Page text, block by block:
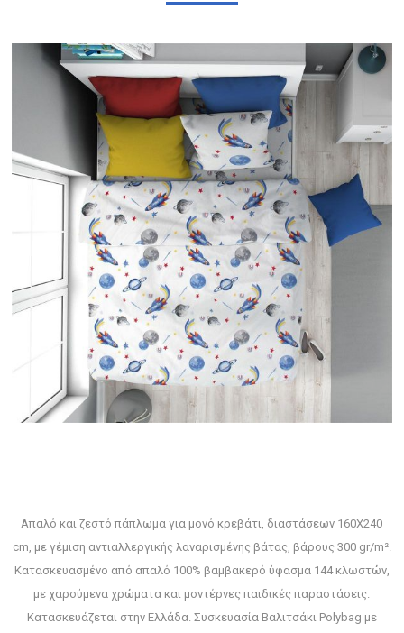
Απαλό και ζεστό πάπλωμα για μονό κρεβάτι, διαστάσεων 160X240
cm, με γέμιση αντιαλλεργικής λαναρισμένης βάτας, βάρους 300 gr/m².
Κατασκευασμένο από απαλό 100% βαμβακερό ύφασμα 144 κλωστών,
με χαρούμενα χρώματα και μοντέρνες παιδικές παραστάσεις.
Κατασκευάζεται στην Ελλάδα. Συσκευασία Βαλιτσάκι Polybag με